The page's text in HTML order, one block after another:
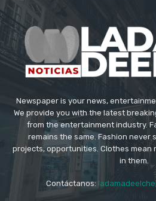
Newspaper is your news,
We provide you with the latest
from the entertainment industry.
remains the same. Fashion never
projects, opportunities. Clothes mean
in them.
Contáctanos: